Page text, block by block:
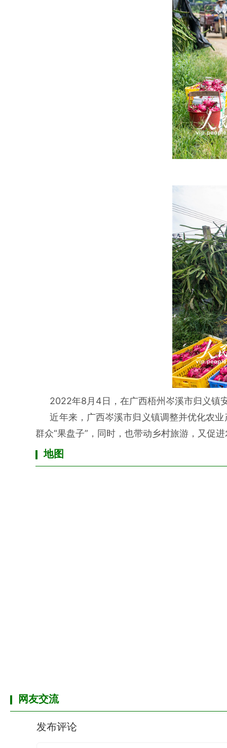
2022年8月4日，在广西梧州岑溪市归义镇
近年来，广西岑溪市归义镇调整并优化农
群众“果盘子”，同时，也带动乡村旅游，又促
地图
网友交流
发布评论